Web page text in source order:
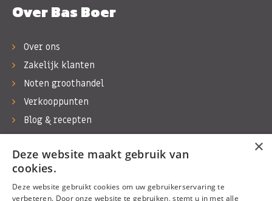
Over Bas Boer
Over ons
Zakelijk klanten
Noten groothandel
Verkooppunten
Blog & recepten
Werken bij Bas Boer Noten
Contact
×
Deze website maakt gebruik van
cookies.
Deze website gebruikt cookies om uw gebruikerservaring te
verbeteren. Door onze website te gebruiken, stemt u in met alle